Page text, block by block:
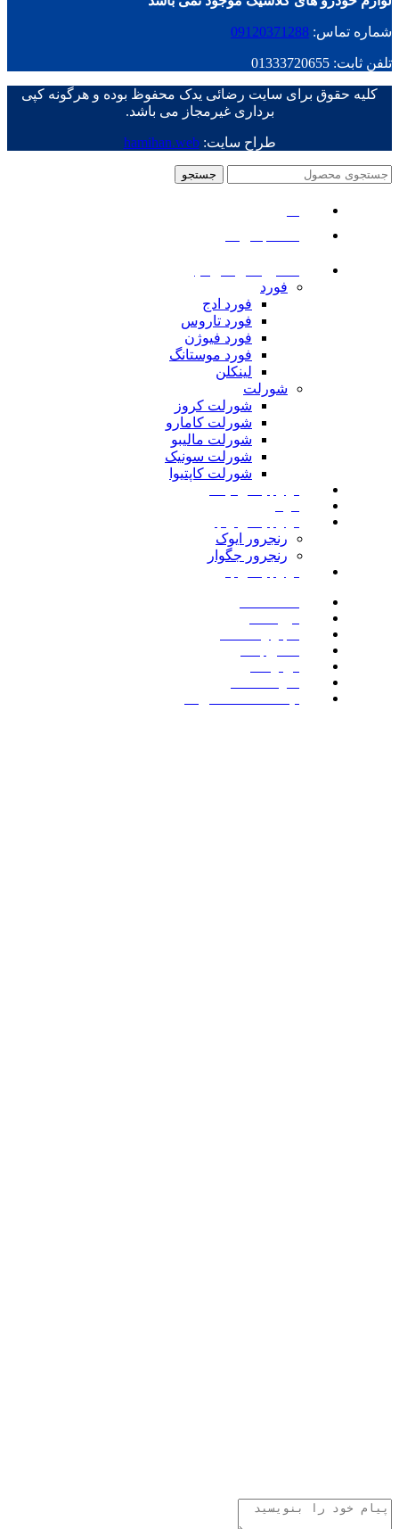
شماره تماس: 09120371288
تلفن ثابت: 01333720655
کلیه حقوق برای سایت رضائی یدک محفوظ بوده و هرگونه کپی
برداری غیرمجاز می باشد.
طراح سایت:hamihan.web
جستجو
فورد
فورد ادج
فورد تاروس
فورد فیوژن
فورد موستانگ
لینکلن
شورلت
شورلت کروز
شورلت کامارو
شورلت مالیبو
شورلت سونیک
شورلت کاپتیوا
رنجرور ایوک
رنجرور جگوار